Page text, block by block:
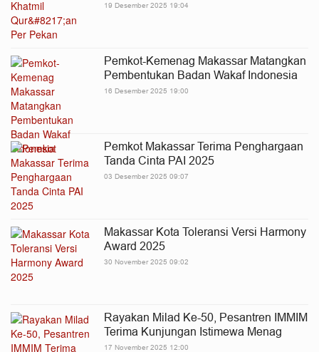
19 Desember 2025 19:04
Pemkot-Kemenag Makassar Matangkan
Pembentukan Badan Wakaf Indonesia
16 Desember 2025 19:00
Pemkot Makassar Terima Penghargaan
Tanda Cinta PAI 2025
03 Desember 2025 09:07
Makassar Kota Toleransi Versi Harmony
Award 2025
30 November 2025 09:02
Rayakan Milad Ke-50, Pesantren IMMIM
Terima Kunjungan Istimewa Menag
17 November 2025 12:00